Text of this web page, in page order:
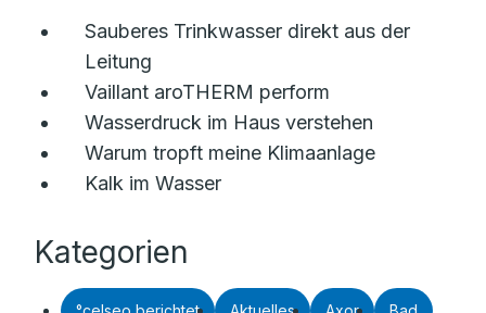
Sauberes Trinkwasser direkt aus der
Leitung
Vaillant aroTHERM perform
Wasserdruck im Haus verstehen
Warum tropft meine Klimaanlage
Kalk im Wasser
Kategorien